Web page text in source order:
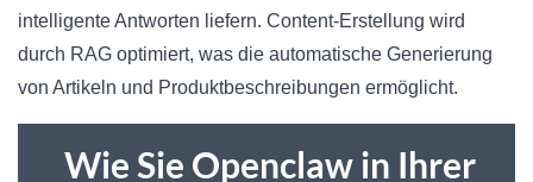
intelligente Antworten liefern. Content-Erstellung wird
durch RAG optimiert, was die automatische Generierung
von Artikeln und Produktbeschreibungen ermöglicht.